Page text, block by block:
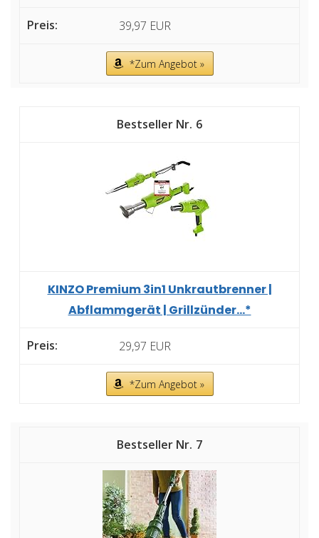
39,97 EUR
*Zum Angebot »
6
KINZO Premium 3in1 Unkrautbrenner |
Abflammgerät | Grillzünder...*
29,97 EUR
*Zum Angebot »
7